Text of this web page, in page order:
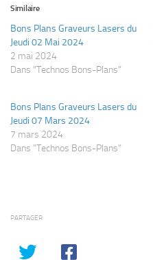
Similaire
Bons Plans Graveurs Lasers du
Jeudi 02 Mai 2024
2 mai 2024
Dans "Technos Bons-Plans"
Bons Plans Graveurs Lasers du
Jeudi 07 Mars 2024
7 mars 2024
Dans "Technos Bons-Plans"
PARTAGER